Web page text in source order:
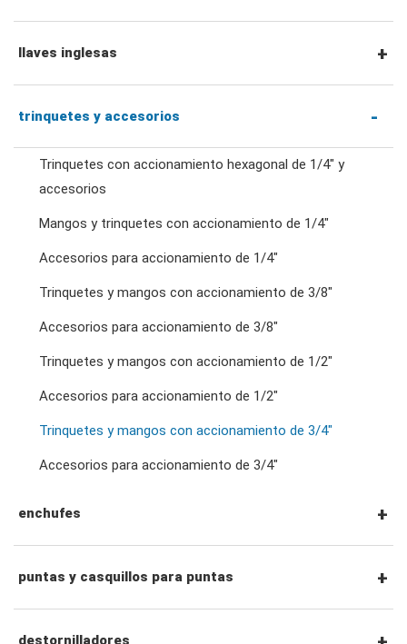
llaves inglesas
llaves combinadas
llaves de trinquete combinadas
llaves de trinquete de doble anillo
llaves de doble boca
llaves para tuercas abocardadas
llaves especiales
llaves ajustables y de alicates
trinquetes y accesorios
Trinquetes con accionamiento hexagonal de 1/4" y
accesorios
Mangos y trinquetes con accionamiento de 1/4"
Accesorios para accionamiento de 1/4"
Trinquetes y mangos con accionamiento de 3/8"
Accesorios para accionamiento de 3/8"
Trinquetes y mangos con accionamiento de 1/2"
Accesorios para accionamiento de 1/2"
Trinquetes y mangos con accionamiento de 3/4"
Accesorios para accionamiento de 3/4"
enchufes
Vasos con unidad de 1/4"
Vasos con unidad de 3/8"
puntas y casquillos para puntas
Puntas hexagonales de 1/4"
destornilladores